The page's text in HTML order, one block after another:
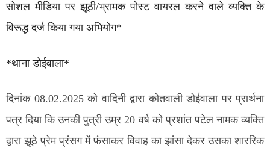
सोशल मीडिया पर झूठी/भ्रामक पोस्ट वायरल करने वाले व्यक्ति के
विरूद्ध दर्ज किया गया अभियोग*
*थाना डोईवाला*
दिनांक 08.02.2025 को वादिनी द्वारा कोतवाली डोईवाला पर प्रार्थना
पत्र दिया कि उनकी पुत्री उम्र 20 वर्ष को प्रशांत पटेल नामक व्यक्ति
द्वारा झूठे प्रेम प्रंसग में फंसाकर विवाह का झांसा देकर उसका शाररिक